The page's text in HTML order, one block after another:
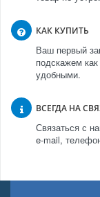
КАК КУПИТЬ
Ваш первый
подскажем
удобными.
ВСЕГДА НА
Связаться с
e-mail,